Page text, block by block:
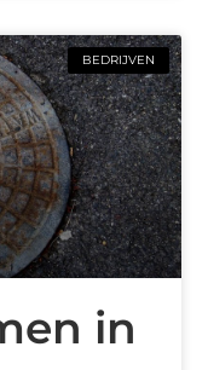
BEDRIJVEN
in